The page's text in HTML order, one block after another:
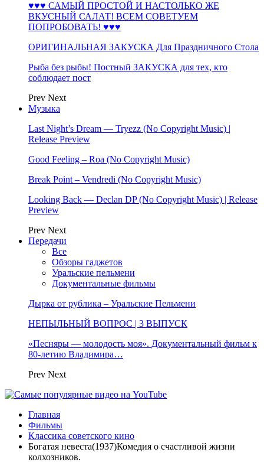
♥♥♥ САМЫЙ ПРОСТОЙ И НАСТОЛЬКО ЖЕ
ВКУСНЫЙ САЛАТ! ВСЕМ СОВЕТУЕМ
ПОПРОБОВАТЬ! ♥♥♥
ОРИГИНАЛЬНАЯ ЗАКУСКА Для Праздничного Стола
Рыба без рыбы! Постный ЗАКУСКА для тех, кто
соблюдает пост
Prev Next
Музыка
Last Night’s Dream — Tryezz (No Copyright Music) |
Release Preview
Good Feeling – Roa (No Copyright Music)
Break Point – Vendredi (No Copyright Music)
Looking Back — Declan DP (No Copyright Music) | Release
Preview
Prev Next
Передачи
Все
Обзоры гаджетов
Уральские пельмени
Документальные фильмы
Дырка от рублика – Уральские Пельмени
НЕПЫЛЬНЫЙ ВОПРОС | 3 ВЫПУСК
«Песняры — молодость моя». Документальный фильм к
80-летию Владимира…
Prev Next
Главная
Фильмы
Классика советского кино
Богатая невеста(1937)Комедия о счастливой жизни
колхозников.